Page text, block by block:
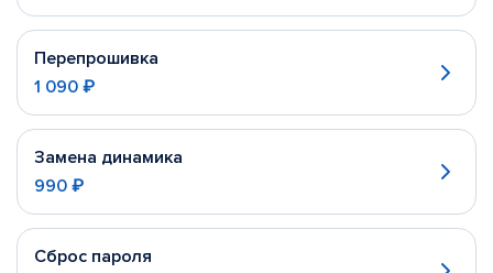
Перепрошивка
1 090 ₽
Замена динамика
990 ₽
Сброс пароля